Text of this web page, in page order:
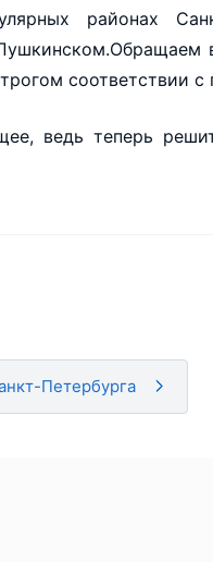
районах
соответствии с
ведь теперь
Петербурга